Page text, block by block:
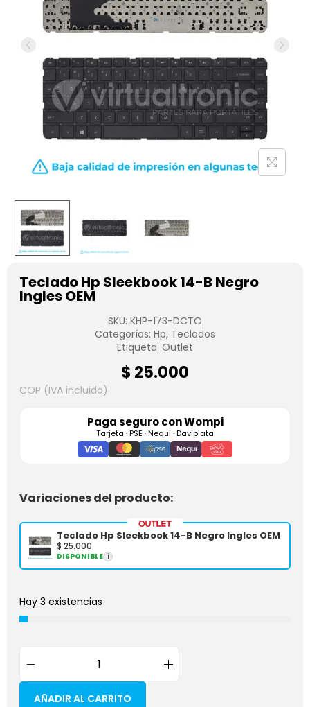
Teclado Hp Sleekbook 14-B Negro
Ingles OEM
SKU: KHP-173-DCTO
Categorías: Hp, Teclados
Etiqueta: Outlet
$ 25.000
COP (IVA incluido)
Paga seguro conWompi
Tarjeta · PSE · Nequi · Daviplata
Variaciones del producto:
Teclado Hp Sleekbook 14-B Negro Ingles OEM
$ 25.000
DISPONIBLE i
Hay 3 existencias
AÑADIR AL CARRITO